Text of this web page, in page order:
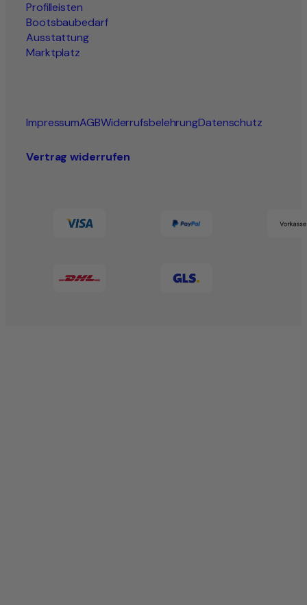
Profilleisten
Bootsbaubedarf
Ausstattung
Marktplatz
ImpressumAGBWiderrufsbelehrungDatenschutz
Vertrag widerrufen